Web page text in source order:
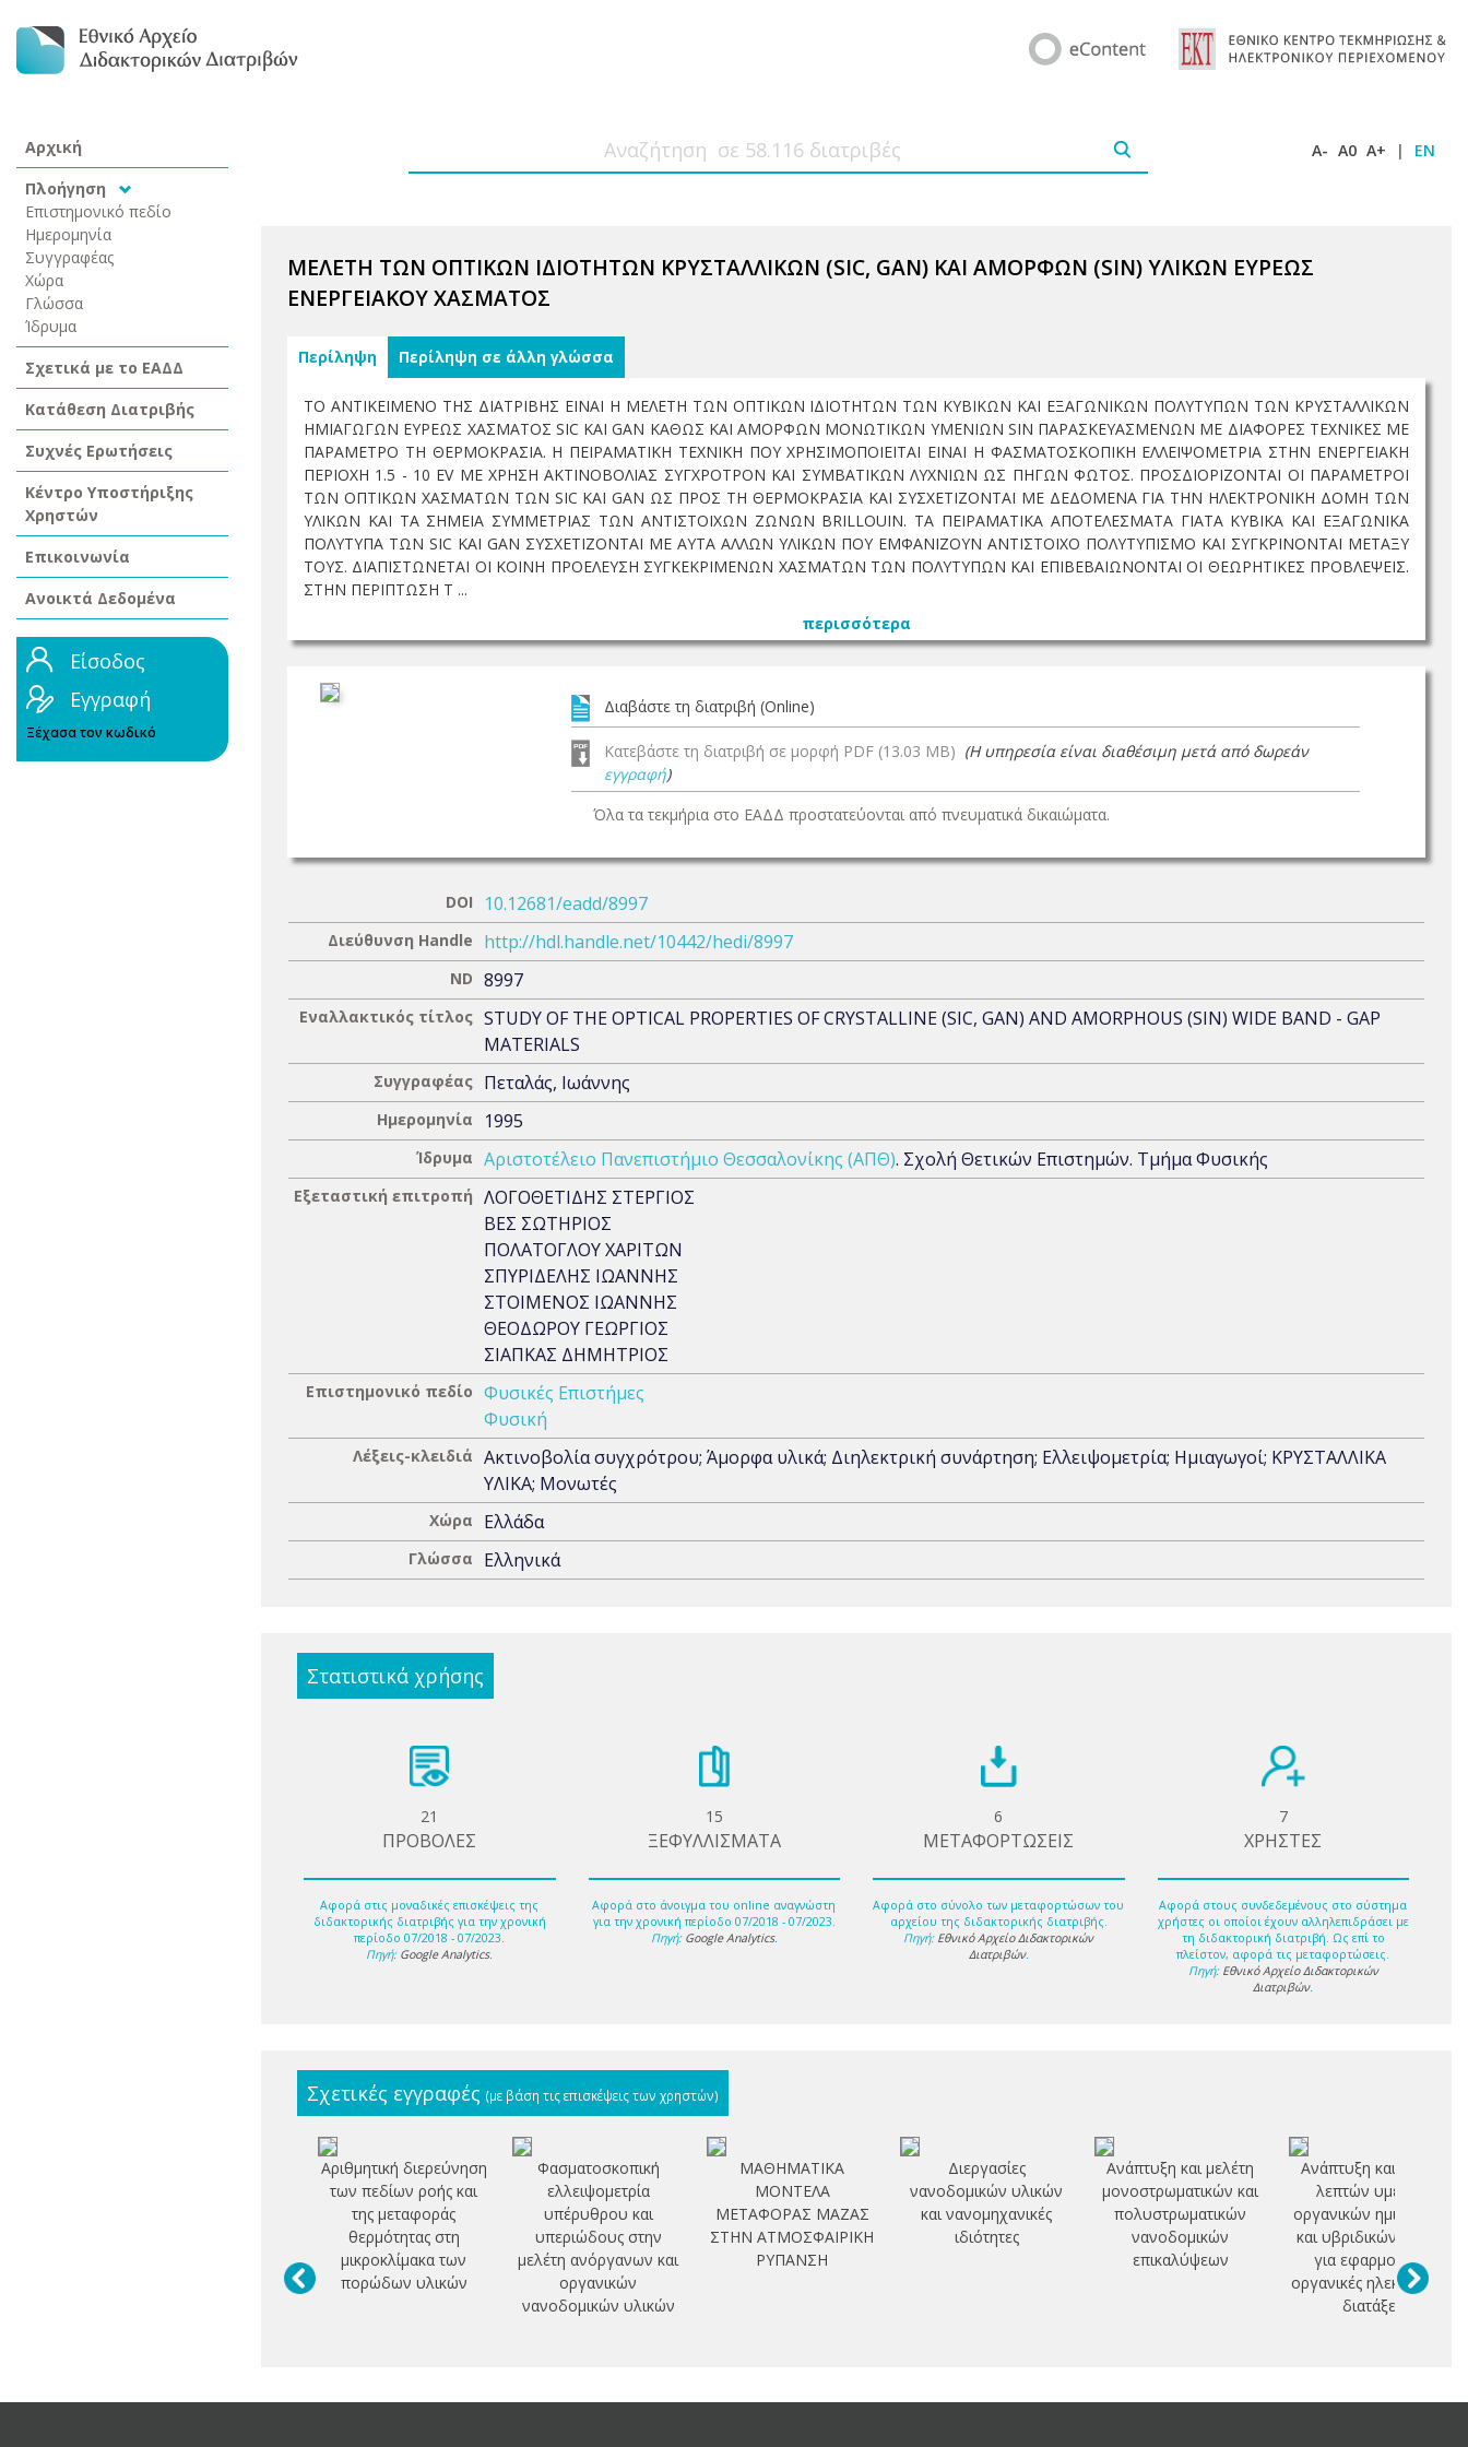
Αρχική
Πλοήγηση
Επιστημονικό πεδίο
Ημερομηνία
Συγγραφέας
Χώρα
Γλώσσα
Ίδρυμα
Σχετικά με το ΕΑΔΔ
Κατάθεση Διατριβής
Συχνές Ερωτήσεις
Κέντρο Υποστήριξης
Χρηστών
Επικοινωνία
Ανοικτά Δεδομένα
Είσοδος
Εγγραφή
Ξέχασα τον κωδικό
A- A0 A+ | EN
ΜΕΛΕΤΗ ΤΩΝ ΟΠΤΙΚΩΝ ΙΔΙΟΤΗΤΩΝ ΚΡΥΣΤΑΛΛΙΚΩΝ (SIC, GAN) ΚΑΙ ΑΜΟΡΦΩΝ (SIN) ΥΛΙΚΩΝ ΕΥΡΕΩΣ
ΕΝΕΡΓΕΙΑΚΟΥ ΧΑΣΜΑΤΟΣ
Περίληψη Περίληψη σε άλλη γλώσσα
ΤΟ ΑΝΤΙΚΕΙΜΕΝΟ ΤΗΣ ΔΙΑΤΡΙΒΗΣ ΕΙΝΑΙ Η ΜΕΛΕΤΗ ΤΩΝ ΟΠΤΙΚΩΝ ΙΔΙΟΤΗΤΩΝ ΤΩΝ ΚΥΒΙΚΩΝ ΚΑΙ ΕΞΑΓΩΝΙΚΩΝ ΠΟΛΥΤΥΠΩΝ ΤΩΝ ΚΡΥΣΤΑΛΛΙΚΩΝ
ΗΜΙΑΓΩΓΩΝ ΕΥΡΕΩΣ ΧΑΣΜΑΤΟΣ SIC ΚΑΙ GAN ΚΑΘΩΣ ΚΑΙ ΑΜΟΡΦΩΝ ΜΟΝΩΤΙΚΩΝ ΥΜΕΝΙΩΝ SIN ΠΑΡΑΣΚΕΥΑΣΜΕΝΩΝ ΜΕ ΔΙΑΦΟΡΕΣ ΤΕΧΝΙΚΕΣ ΜΕ
ΠΑΡΑΜΕΤΡΟ ΤΗ ΘΕΡΜΟΚΡΑΣΙΑ. Η ΠΕΙΡΑΜΑΤΙΚΗ ΤΕΧΝΙΚΗ ΠΟΥ ΧΡΗΣΙΜΟΠΟΙΕΙΤΑΙ ΕΙΝΑΙ Η ΦΑΣΜΑΤΟΣΚΟΠΙΚΗ ΕΛΛΕΙΨΟΜΕΤΡΙΑ ΣΤΗΝ ΕΝΕΡΓΕΙΑΚΗ
ΠΕΡΙΟΧΗ 1.5 - 10 EV ΜΕ ΧΡΗΣΗ ΑΚΤΙΝΟΒΟΛΙΑΣ ΣΥΓΧΡΟΤΡΟΝ ΚΑΙ ΣΥΜΒΑΤΙΚΩΝ ΛΥΧΝΙΩΝ ΩΣ ΠΗΓΩΝ ΦΩΤΟΣ. ΠΡΟΣΔΙΟΡΙΖΟΝΤΑΙ ΟΙ ΠΑΡΑΜΕΤΡΟΙ
ΤΩΝ ΟΠΤΙΚΩΝ ΧΑΣΜΑΤΩΝ ΤΩΝ SIC ΚΑΙ GAN ΩΣ ΠΡΟΣ ΤΗ ΘΕΡΜΟΚΡΑΣΙΑ ΚΑΙ ΣΥΣΧΕΤΙΖΟΝΤΑΙ ΜΕ ΔΕΔΟΜΕΝΑ ΓΙΑ ΤΗΝ ΗΛΕΚΤΡΟΝΙΚΗ ΔΟΜΗ ΤΩΝ
ΥΛΙΚΩΝ ΚΑΙ ΤΑ ΣΗΜΕΙΑ ΣΥΜΜΕΤΡΙΑΣ ΤΩΝ ΑΝΤΙΣΤΟΙΧΩΝ ΖΩΝΩΝ BRILLOUIN. ΤΑ ΠΕΙΡΑΜΑΤΙΚΑ ΑΠΟΤΕΛΕΣΜΑΤΑ ΓΙΑΤΑ ΚΥΒΙΚΑ ΚΑΙ ΕΞΑΓΩΝΙΚΑ
ΠΟΛΥΤΥΠΑ ΤΩΝ SIC ΚΑΙ GAN ΣΥΣΧΕΤΙΖΟΝΤΑΙ ΜΕ ΑΥΤΑ ΑΛΛΩΝ ΥΛΙΚΩΝ ΠΟΥ ΕΜΦΑΝΙΖΟΥΝ ΑΝΤΙΣΤΟΙΧΟ ΠΟΛΥΤΥΠΙΣΜΟ ΚΑΙ ΣΥΓΚΡΙΝΟΝΤΑΙ ΜΕΤΑΞΥ
ΤΟΥΣ. ΔΙΑΠΙΣΤΩΝΕΤΑΙ ΟΙ ΚΟΙΝΗ ΠΡΟΕΛΕΥΣΗ ΣΥΓΚΕΚΡΙΜΕΝΩΝ ΧΑΣΜΑΤΩΝ ΤΩΝ ΠΟΛΥΤΥΠΩΝ ΚΑΙ ΕΠΙΒΕΒΑΙΩΝΟΝΤΑΙ ΟΙ ΘΕΩΡΗΤΙΚΕΣ ΠΡΟΒΛΕΨΕΙΣ.
ΣΤΗΝ ΠΕΡΙΠΤΩΣΗ Τ ...
περισσότερα
Διαβάστε τη διατριβή (Online)
Κατεβάστε τη διατριβή σε μορφή PDF (13.03 MB) (Η υπηρεσία είναι διαθέσιμη μετά από δωρεάν
εγγραφή)
Όλα τα τεκμήρια στο ΕΑΔΔ προστατεύονται από πνευματικά δικαιώματα.
DOI 10.12681/eadd/8997
Διεύθυνση Handle http://hdl.handle.net/10442/hedi/8997
ND 8997
Εναλλακτικός τίτλος STUDY OF THE OPTICAL PROPERTIES OF CRYSTALLINE (SIC, GAN) AND AMORPHOUS (SIN) WIDE BAND - GAP
MATERIALS
Συγγραφέας Πεταλάς, Ιωάννης
Ημερομηνία 1995
Ίδρυμα Αριστοτέλειο Πανεπιστήμιο Θεσσαλονίκης (ΑΠΘ). Σχολή Θετικών Επιστημών. Τμήμα Φυσικής
Εξεταστική επιτροπή ΛΟΓΟΘΕΤΙΔΗΣ ΣΤΕΡΓΙΟΣ
ΒΕΣ ΣΩΤΗΡΙΟΣ
ΠΟΛΑΤΟΓΛΟΥ ΧΑΡΙΤΩΝ
ΣΠΥΡΙΔΕΛΗΣ ΙΩΑΝΝΗΣ
ΣΤΟΙΜΕΝΟΣ ΙΩΑΝΝΗΣ
ΘΕΟΔΩΡΟΥ ΓΕΩΡΓΙΟΣ
ΣΙΑΠΚΑΣ ΔΗΜΗΤΡΙΟΣ
Επιστημονικό πεδίο Φυσικές Επιστήμες
Φυσική
Λέξεις-κλειδιά Ακτινοβολία συγχρότρου; Άμορφα υλικά; Διηλεκτρική συνάρτηση; Ελλειψομετρία; Ημιαγωγοί; ΚΡΥΣΤΑΛΛΙΚΑ
ΥΛΙΚΑ; Μονωτές
Χώρα Ελλάδα
Γλώσσα Ελληνικά
Στατιστικά χρήσης
21
ΠΡΟΒΟΛΕΣ
Αφορά στις μοναδικές επισκέψεις της
διδακτορικής διατριβής για την χρονική
περίοδο 07/2018 - 07/2023.
Πηγή: Google Analytics.
15
ΞΕΦΥΛΛΙΣΜΑΤΑ
Αφορά στο άνοιγμα του online αναγνώστη
για την χρονική περίοδο 07/2018 - 07/2023.
Πηγή: Google Analytics.
6
ΜΕΤΑΦΟΡΤΩΣΕΙΣ
Αφορά στο σύνολο των μεταφορτώσων του
αρχείου της διδακτορικής διατριβής.
Πηγή: Εθνικό Αρχείο Διδακτορικών
Διατριβών.
7
ΧΡΗΣΤΕΣ
Αφορά στους συνδεδεμένους στο σύστημα
χρήστες οι οποίοι έχουν αλληλεπιδράσει με
τη διδακτορική διατριβή. Ως επί το
πλείστον, αφορά τις μεταφορτώσεις.
Πηγή: Εθνικό Αρχείο Διδακτορικών
Διατριβών.
Σχετικές εγγραφές (με βάση τις επισκέψεις των χρηστών)
Αριθμητική διερεύνηση
των πεδίων ροής και
της μεταφοράς
θερμότητας στη
μικροκλίμακα των
πορώδων υλικών
Φασματοσκοπική
ελλειψομετρία
υπέρυθρου και
υπεριώδους στην
μελέτη ανόργανων και
οργανικών
νανοδομικών υλικών
ΜΑΘΗΜΑΤΙΚΑ
ΜΟΝΤΕΛΑ
ΜΕΤΑΦΟΡΑΣ ΜΑΖΑΣ
ΣΤΗΝ ΑΤΜΟΣΦΑΙΡΙΚΗ
ΡΥΠΑΝΣΗ
Διεργασίες
νανοδομικών υλικών
και νανομηχανικές
ιδιότητες
Ανάπτυξη και μελέτη
μονοστρωματικών και
πολυστρωματικών
νανοδομικών
επικαλύψεων
Ανάπτυξη και μελέτη
λεπτών υμενίων
οργανικών ημιαγωγών
και υβριδικών υλικών
για εφαρμογή σε
οργανικές ηλεκτρονικές
διατάξεις